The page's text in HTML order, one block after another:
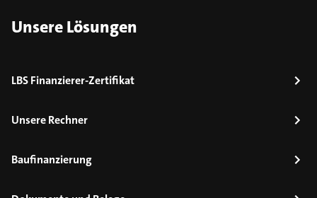
Unsere Lösungen
LBS Finanzierer-Zertifikat
Unsere Rechner
Baufinanzierung